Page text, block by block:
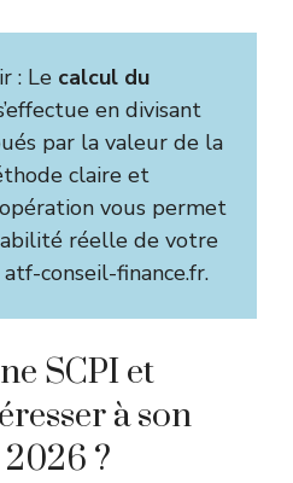
: Le calcul du
en divisant
par la valeur de la
claire et
vous permet
réelle de votre
conseil-finance.fr.
SCPI et
à son
?